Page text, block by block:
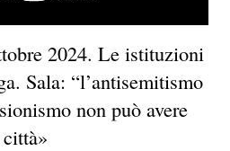
2024. Le istituzioni
Sala: “l’antisemitismo
non può avere